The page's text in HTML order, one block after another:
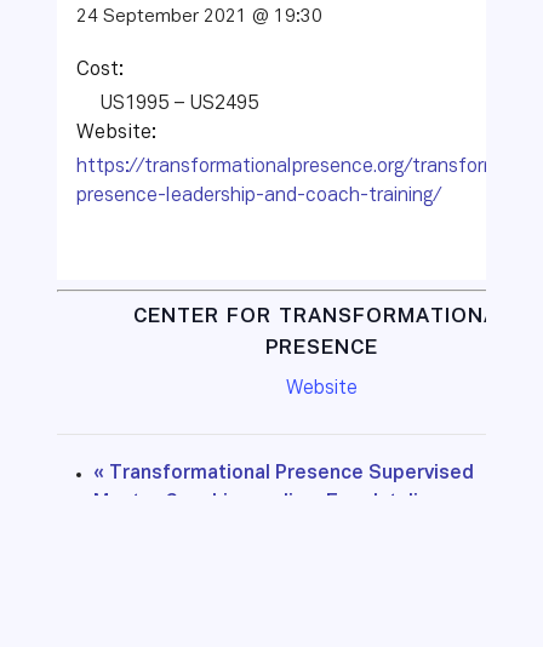
24 September 2021 @ 19:30
Cost:
US1995 – US2495
Website:
https://transformationalpresence.org/
presence-leadership-and-coach-training/
CENTER FOR TRANSFORMATIONAL
PRESENCE
Website
« Transformational Presence Supervised